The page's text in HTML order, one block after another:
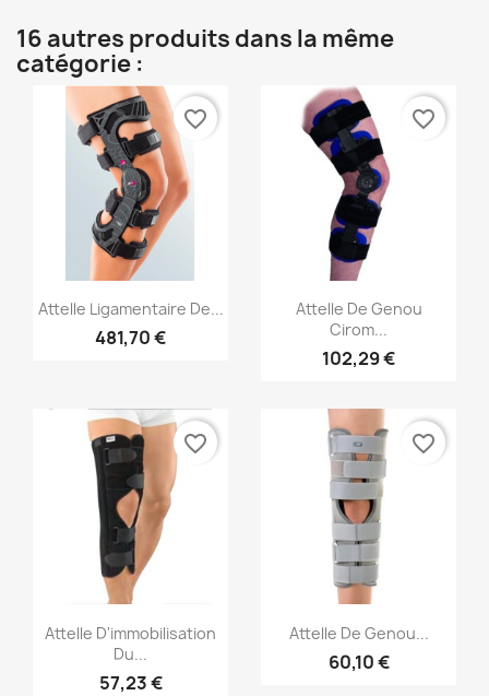
16 autres produits dans la même
catégorie :
Aperçu rapide
Attelle Ligamentaire De...
481,70 €
favorite_border
Aperçu rapide
Attelle De Genou
Cirom...
102,29 €
favorite_border
Aperçu rapide
Attelle D'immobilisation
Du...
57,23 €
favorite_border
Aperçu rapide
Attelle De Genou...
60,10 €
favorite_border